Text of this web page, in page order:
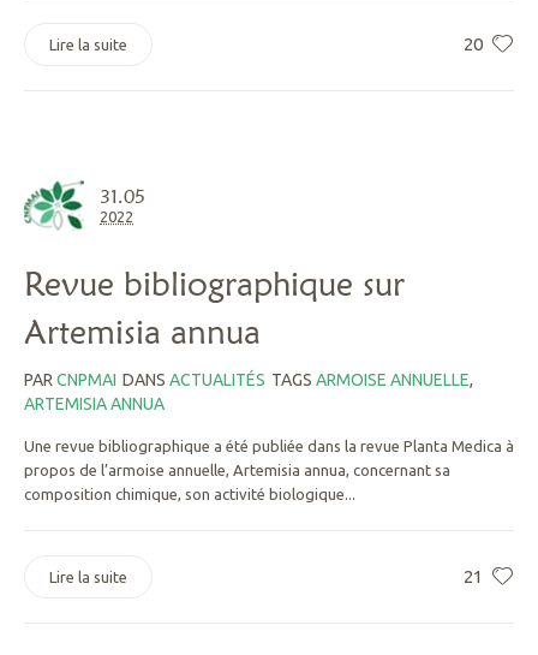
20
Lire la suite
31.05
2022
Revue bibliographique sur
Artemisia annua
PAR CNPMAI DANS ACTUALITÉS TAGS ARMOISE ANNUELLE,
ARTEMISIA ANNUA
Une revue bibliographique a été publiée dans la revue Planta Medica à
propos de l’armoise annuelle, Artemisia annua, concernant sa
composition chimique, son activité biologique...
21
Lire la suite